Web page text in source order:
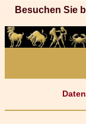
Besuchen Sie